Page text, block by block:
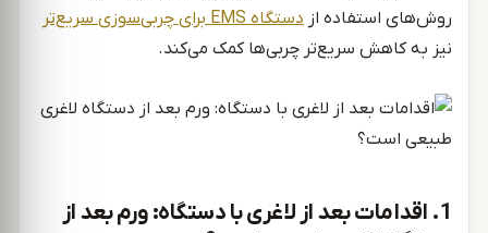
روش‌های استفاده از دستگاه EMS برای چربی‌سوزی سریع‌تر
نیز به کاهش سریع‌تر چربی‌ها کمک می‌کند.
1. اقدامات بعد از لاغری با دستگاه: ورم بعد از